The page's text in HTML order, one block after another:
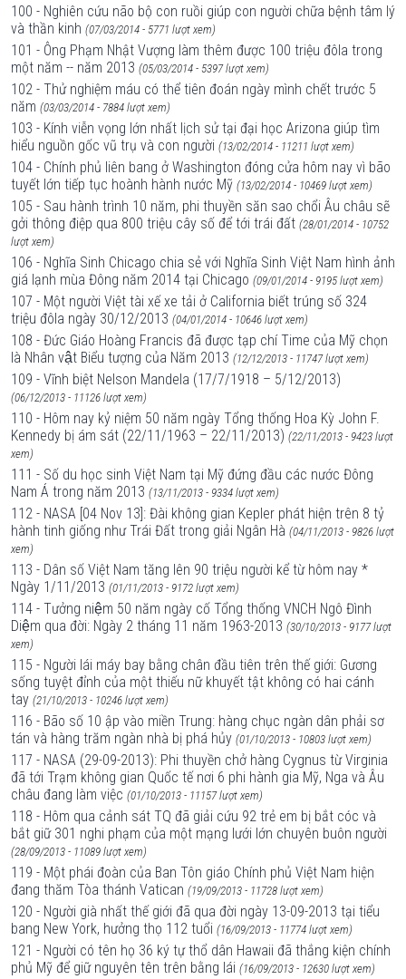
100 - Nghiên cứu não bộ con ruồi giúp con người chữa bệnh tâm lý
và thần kinh (07/03/2014 - 5771 lượt xem)
101 - Ông Phạm Nhật Vượng làm thêm được 100 triệu đôla trong
một năm -- năm 2013 (05/03/2014 - 5397 lượt xem)
102 - Thử nghiệm máu có thể tiên đoán ngày mình chết trước 5
năm (03/03/2014 - 7884 lượt xem)
103 - Kính viễn vọng lớn nhất lịch sử tại đại học Arizona giúp tìm
hiểu nguồn gốc vũ trụ và con người (13/02/2014 - 11211 lượt xem)
104 - Chính phủ liên bang ở Washington đóng cửa hôm nay vì bão
tuyết lớn tiếp tục hoành hành nước Mỹ (13/02/2014 - 10469 lượt xem)
105 - Sau hành trình 10 năm, phi thuyền săn sao chổi Âu châu sẽ
gởi thông điệp qua 800 triệu cây số để tới trái đất (28/01/2014 - 10752
lượt xem)
106 - Nghĩa Sinh Chicago chia sẻ với Nghĩa Sinh Việt Nam hình ảnh
giá lạnh mùa Đông năm 2014 tại Chicago (09/01/2014 - 9195 lượt xem)
107 - Một người Việt tài xế xe tải ở California biết trúng số 324
triệu đôla ngày 30/12/2013 (04/01/2014 - 10646 lượt xem)
108 - Đức Giáo Hoàng Francis đã được tạp chí Time của Mỹ chọn
là Nhân vật Biểu tượng của Năm 2013 (12/12/2013 - 11747 lượt xem)
109 - Vĩnh biệt Nelson Mandela (17/7/1918 – 5/12/2013)
(06/12/2013 - 11126 lượt xem)
110 - Hôm nay kỷ niệm 50 năm ngày Tổng thống Hoa Kỳ John F.
Kennedy bị ám sát (22/11/1963 – 22/11/2013) (22/11/2013 - 9423 lượt
xem)
111 - Số du học sinh Việt Nam tại Mỹ đứng đầu các nước Đông
Nam Á trong năm 2013 (13/11/2013 - 9334 lượt xem)
112 - NASA [04 Nov 13]: Đài không gian Kepler phát hiện trên 8 tỷ
hành tinh giống như Trái Đất trong giải Ngân Hà (04/11/2013 - 9826 lượt
xem)
113 - Dân số Việt Nam tăng lên 90 triệu người kể từ hôm nay *
Ngày 1/11/2013 (01/11/2013 - 9172 lượt xem)
114 - Tưởng niệm 50 năm ngày cố Tổng thống VNCH Ngô Đình
Diệm qua đời: Ngày 2 tháng 11 năm 1963-2013 (30/10/2013 - 9177 lượt
xem)
115 - Người lái máy bay bằng chân đầu tiên trên thế giới: Gương
sống tuyệt đỉnh của một thiếu nữ khuyết tật không có hai cánh
tay (21/10/2013 - 10246 lượt xem)
116 - Bão số 10 ập vào miền Trung: hàng chục ngàn dân phải sơ
tán và hàng trăm ngàn nhà bị phá hủy (01/10/2013 - 10803 lượt xem)
117 - NASA (29-09-2013): Phi thuyền chở hàng Cygnus từ Virginia
đã tới Trạm không gian Quốc tế nơi 6 phi hành gia Mỹ, Nga và Âu
châu đang làm việc (01/10/2013 - 11157 lượt xem)
118 - Hôm qua cảnh sát TQ đã giải cứu 92 trẻ em bị bắt cóc và
bắt giữ 301 nghi phạm của một mạng lưới lớn chuyên buôn người
(28/09/2013 - 11089 lượt xem)
119 - Một phái đoàn của Ban Tôn giáo Chính phủ Việt Nam hiện
đang thăm Tòa thánh Vatican (19/09/2013 - 11728 lượt xem)
120 - Người già nhất thế giới đã qua đời ngày 13-09-2013 tại tiểu
bang New York, hưởng thọ 112 tuổi (16/09/2013 - 11774 lượt xem)
121 - Người có tên họ 36 ký tự thổ dân Hawaii đã thắng kiện chính
phủ Mỹ để giữ nguyên tên trên bằng lái (16/09/2013 - 12630 lượt xem)